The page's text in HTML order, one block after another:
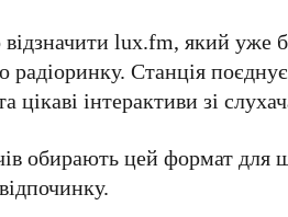
lux.fm, який уже
радіоринку. Станція
інтерактиви зі
обирають цей формат для